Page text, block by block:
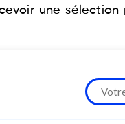
une sélection